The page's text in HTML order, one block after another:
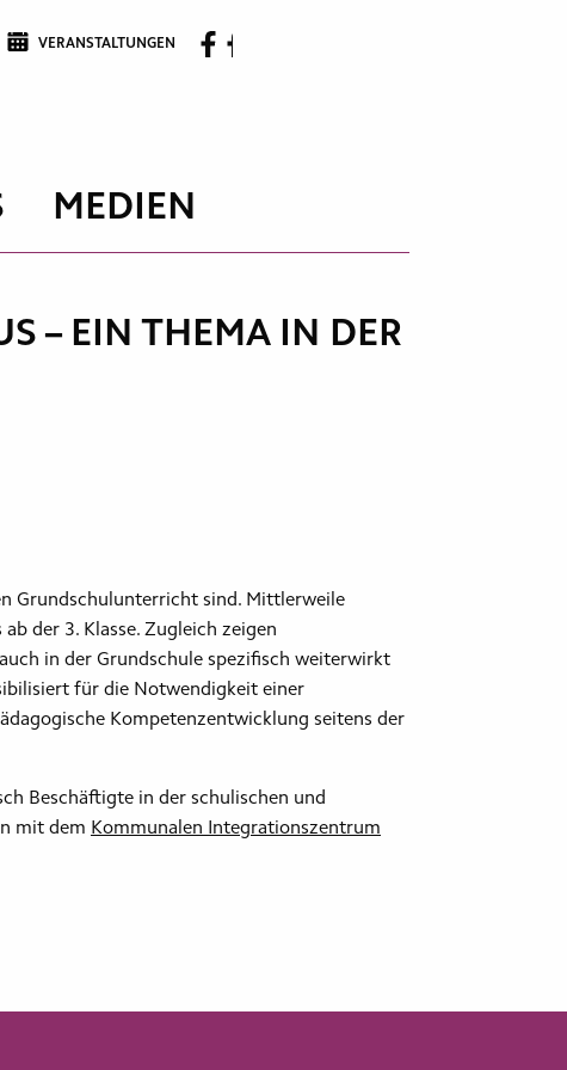
VERANSTALTUNGEN
MEDIEN
– EIN THEMA IN DER
Grundschulunterricht sind. Mittlerweile
der 3. Klasse. Zugleich zeigen
in der Grundschule spezifisch weiterwirkt
für die Notwendigkeit einer
Kompetenzentwicklung seitens der
Beschäftigte in der schulischen und
mit dem Kommunalen Integrationszentrum